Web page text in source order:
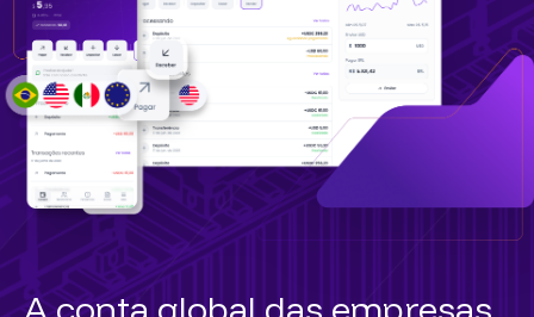
A conta global das empresas